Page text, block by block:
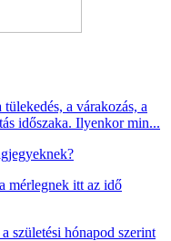
a várakozás, a
időszaka. Ilyenkor min...
mérlegnek itt az idő
születési hónapod szerint